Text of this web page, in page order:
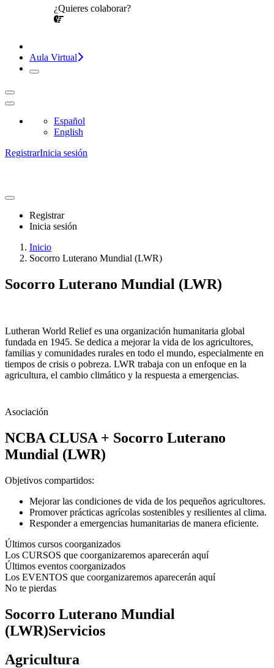
¿Quieres colaborar?
Aula Virtual
Español
English
RegistrarInicia sesión
Registrar
Inicia sesión
Inicio
Socorro Luterano Mundial (LWR)
Socorro Luterano Mundial (LWR)
Lutheran World Relief es una organización humanitaria global
fundada en 1945. Se dedica a mejorar la vida de los agricultores,
familias y comunidades rurales en todo el mundo, especialmente en
tiempos de crisis o pobreza. LWR trabaja con un enfoque en la
agricultura, el cambio climático y la respuesta a emergencias.
Asociación
NCBA CLUSA + Socorro Luterano
Mundial (LWR)
Objetivos compartidos:
Mejorar las condiciones de vida de los pequeños agricultores.
Promover prácticas agrícolas sostenibles y resilientes al clima.
Responder a emergencias humanitarias de manera eficiente.
Últimos cursos coorganizados
Los CURSOS que coorganizaremos aparecerán aquí
Últimos eventos coorganizados
Los EVENTOS que coorganizaremos aparecerán aquí
No te pierdas
Socorro Luterano Mundial
(LWR)Servicios
Agricultura